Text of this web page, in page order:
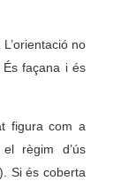
no
És façana i és
figura com a
règim d’ús
Si és coberta